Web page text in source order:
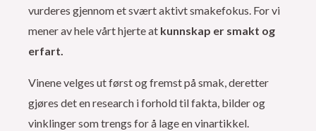
vurderes gjennom et svært aktivt smakefokus. For vi
mener av hele vårt hjerte at kunnskap er smakt og
erfart.
Vinene velges ut først og fremst på smak, deretter
gjøres det en research i forhold til fakta, bilder og
vinklinger som trengs for å lage en vinartikkel.